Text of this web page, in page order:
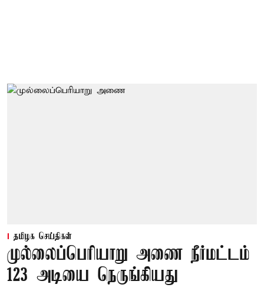
தமிழக செய்திகள்
முல்லைப்பெரியாறு அணை நீர்மட்டம்
123 அடியை நெருங்கியது